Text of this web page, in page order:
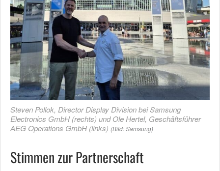
Steven Pollok, Director Display Division bei Samsung
Electronics GmbH (rechts) und Ole Hertel, Geschäftsführer
AEG Operations GmbH (links) (Bild: Samsung)
Stimmen zur Partnerschaft